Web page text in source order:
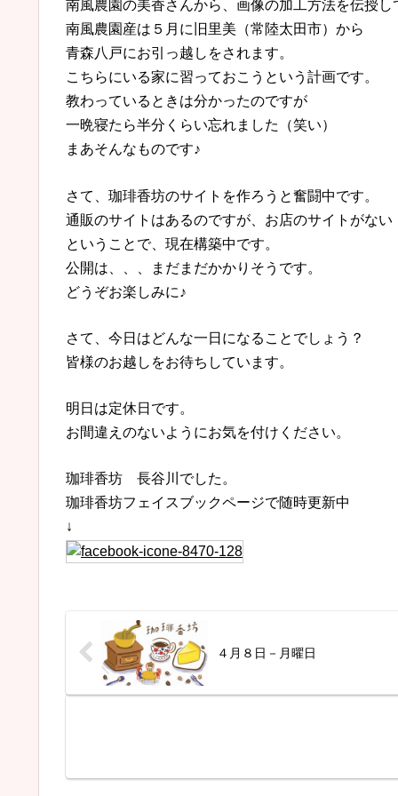
南風農園の美香さんから、画像の加工方法を伝授し
南風農園産は５月に旧里美（常陸太田市）から
青森八戸にお引っ越しをされます。
こちらにいる家に習っておこうという計画です。
教わっているときは分かったのですが
一晩寝たら半分くらい忘れました（笑い）
まあそんなものです♪
さて、珈琲香坊のサイトを作ろうと奮闘中です。
通販のサイトはあるのですが、お店のサイトがない
ということで、現在構築中です。
公開は、、、まだまだかかりそうです。
どうぞお楽しみに♪
さて、今日はどんな一日になることでしょう？
皆様のお越しをお待ちしています。
明日は定休日です。
お間違えのないようにお気を付けください。
珈琲香坊 長谷川でした。
珈琲香坊フェイスブックページで随時更新中
↓
４月８日－月曜日